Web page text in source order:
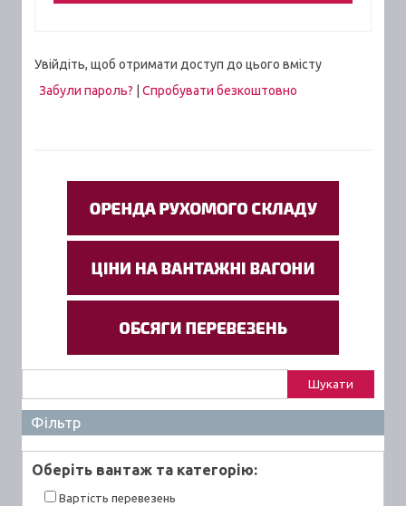
Увійдіть, щоб отримати доступ до цього вмісту
Забули пароль?
Спробувати безкоштовно
Фільтр
Оберiть вантаж та категорiю:
Вартiсть перевезень